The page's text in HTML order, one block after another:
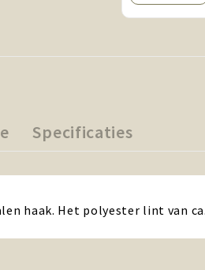
Specificaties
haak. Het polyester lint van